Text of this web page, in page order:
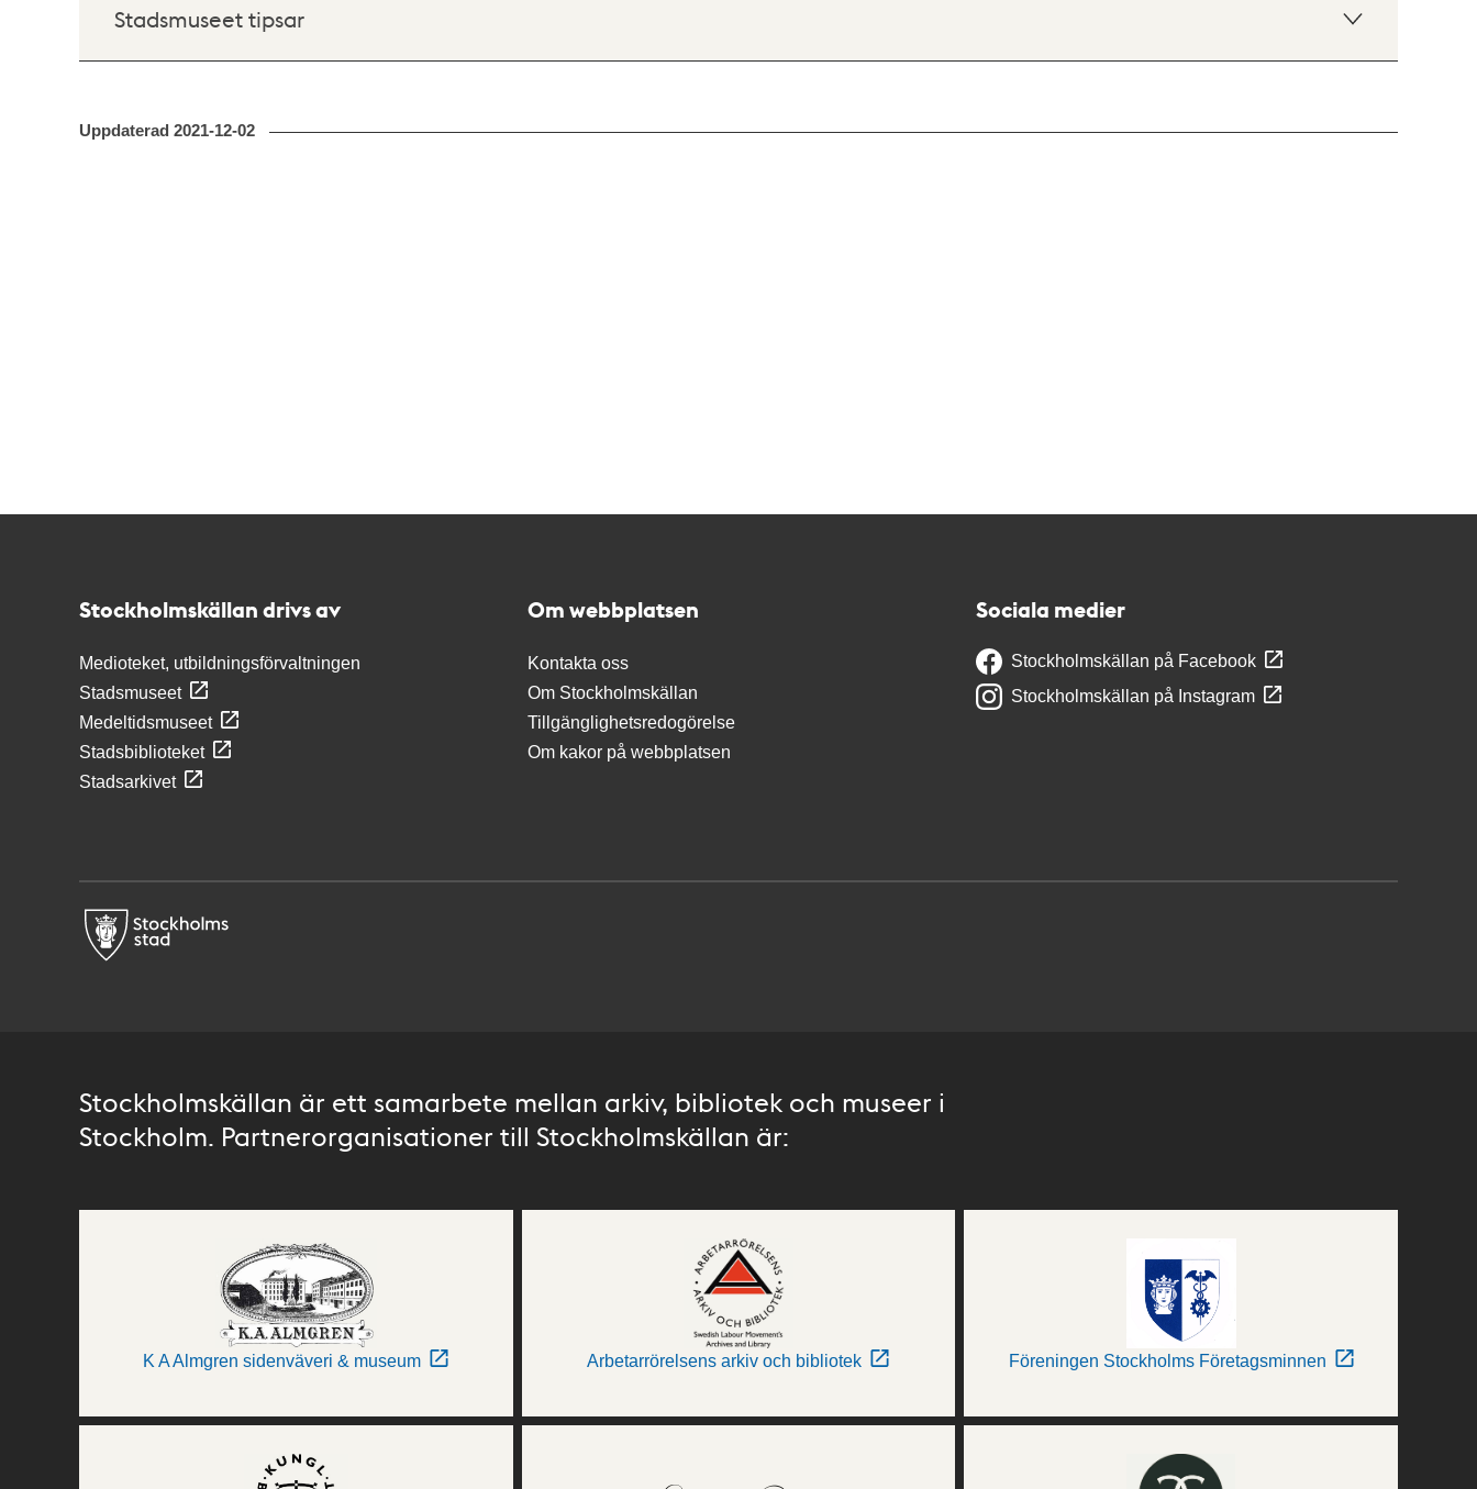
Stadsmuseet tipsar
Uppdaterad 2021-12-02
Stockholmskällan drivs av
Medioteket, utbildningsförvaltningen
Stadsmuseet
Medeltidsmuseet
Stadsbiblioteket
Stadsarkivet
Om webbplatsen
Kontakta oss
Om Stockholmskällan
Tillgänglighetsredogörelse
Om kakor på webbplatsen
Sociala medier
Stockholmskällan på Facebook
Stockholmskällan på Instagram
Stockholmskällan är ett samarbete mellan arkiv, bibliotek och museer i
Stockholm. Partnerorganisationer till Stockholmskällan är:
K A Almgren sidenväveri & museum Arbetarrörelsens arkiv och bibliotek Föreningen Stockholms Företagsminnen